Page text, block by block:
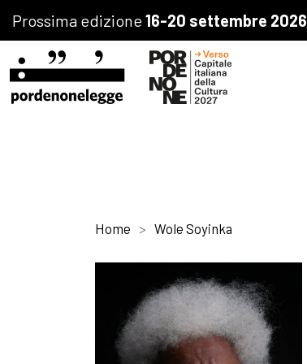
Prossima edizione16-20 settembre 2026
Home Wole Soyinka